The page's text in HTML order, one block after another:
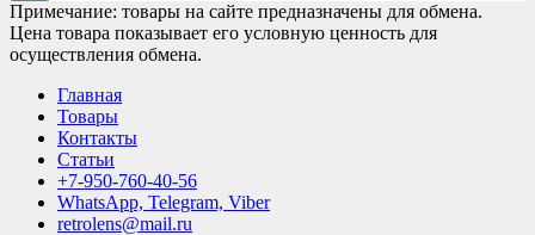
Примечание: товары на сайте предназначены для обмена.
Цена товара показывает его условную ценность для
осуществления обмена.
Главная
Товары
Контакты
Статьи
+7-950-760-40-56
WhatsApp, Telegram, Viber
retrolens@mail.ru